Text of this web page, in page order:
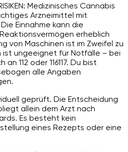
Medizinisches Cannabis
Arzneimittel mit
Einnahme kann die
erheblich
von Maschinen ist im Zweifel zu
ist ungeeignet für Notfälle – bei
112 oder 116117. Du bist
alle Angaben
geprüft. Die Entscheidung
allein dem Arzt nach
Es besteht kein
eines Rezepts oder eine